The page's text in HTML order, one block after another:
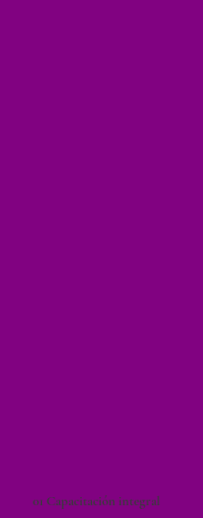
01 Capacitación integral